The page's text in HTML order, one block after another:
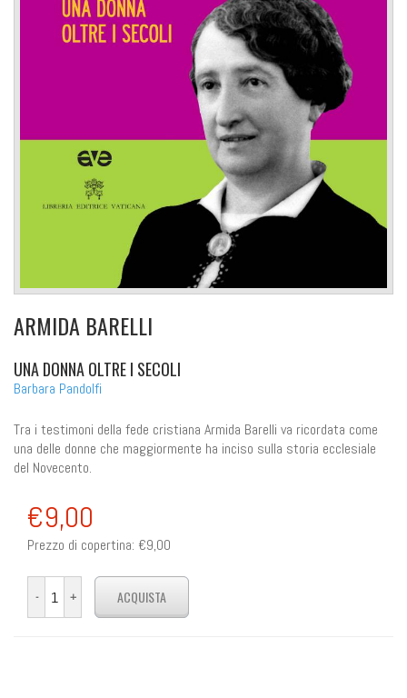
ARMIDA BARELLI
UNA DONNA OLTRE I SECOLI
Barbara Pandolfi
Tra i testimoni della fede cristiana Armida Barelli va ricordata come
una delle donne che maggiormente ha inciso sulla storia ecclesiale
del Novecento.
€9,00
Prezzo di copertina: €9,00